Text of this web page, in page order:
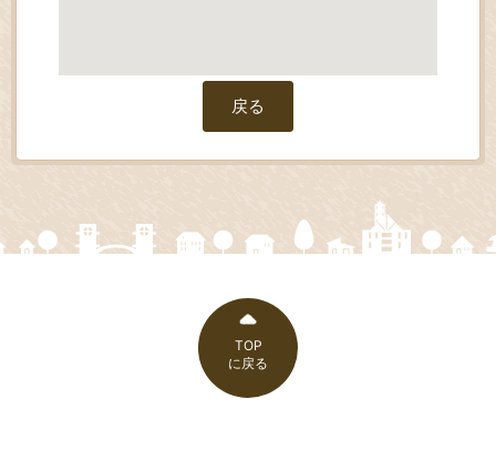
戻る
TOP
に戻る